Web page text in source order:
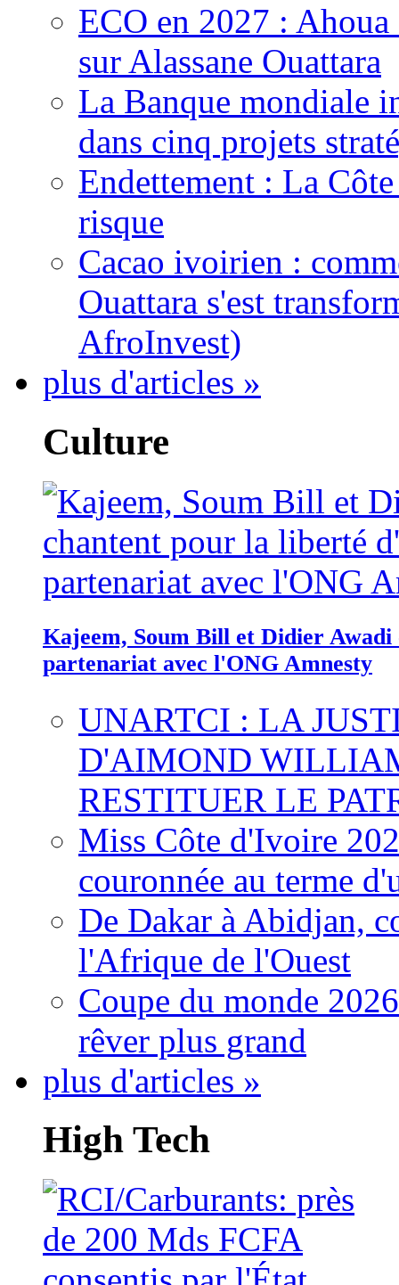
ECO en 2027 :
sur Alassane Ouattara
La Banque mondiale
dans cinq projets
Endettement : La
risque
Cacao ivoirien :
Ouattara s'est
AfroInvest)
plus d'articles »
Culture
Kajeem, Soum Bill et Didier
partenariat avec l'ONG Amnesty
UNARTCI : LA
D'AIMOND
RESTITUER LE
Miss Côte d'Ivoire
couronnée au terme
De Dakar à Abidjan,
l'Afrique de l'Ouest
Coupe du monde
rêver plus grand
plus d'articles »
High Tech